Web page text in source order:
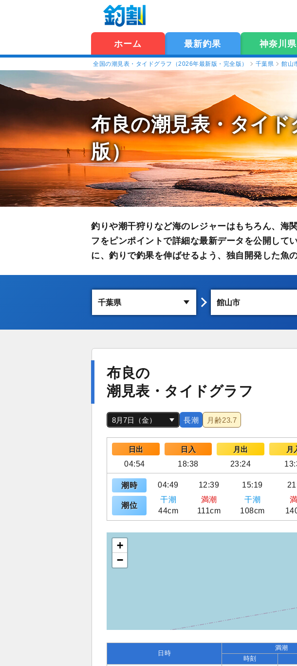
ホーム 最新釣果 神奈川県
全国の潮見表・タイドグラフ（2026年最新版・完全版） 千葉県 館山
布良の潮見表・タイド
版）
釣りや潮干狩りなど海のレジャーはもちろん、海
フをピンポイントで詳細な最新データを公開して
に、釣りで釣果を伸ばせるよう、独自開発した魚
布良の
潮見表・タイドグラフ
長潮 月齢23.7
日出 日入 月出
月
04:54
18:38 23:24
潮時 04:49 12:39 15:19
潮位
干潮 満潮 干潮
44cm
111cm 108cm
+
−
日時
満潮
時刻